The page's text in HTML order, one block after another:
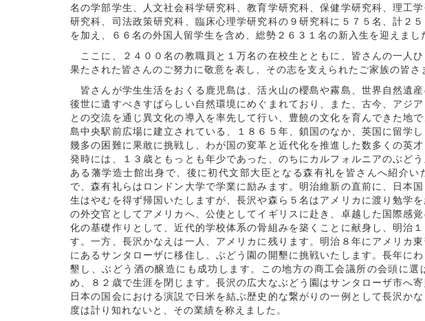
名の学部学生、人文社会科学研究科、教育学研究科、保健学研究科、理工
研究科、司法政策研究科、臨床心理学研究科の９研究科に５７５名、計２
を加え、６６名の外国人留学生を含め、総勢２６３１名の新入生を迎えまし
ここに、２４００名の教職員と１万名の在校生とともに、皆さんの一人
果たされた皆さんのご努力に敬意を表し、その志を支えられたご家族の皆さ
皆さんが学生生活をおくる鹿児島は、活火山の櫻島や霧島、世界自然遺
後世に遺すべきすばらしい自然環境にめぐまれており、また、古今、アジ
との交流を通じ異文化の導入を率先して行い、豊饒の文化を育んできた地
島中央駅前広場に建立されている、１８６５年、鎖国のなか、英国に留学
幾多の困難に果敢に挑戦し、わが国の変革と近代化を推進した数多くの英
発時には、１３歳ともっとも年少であった、のちにカルフォルニアのぶど
ある藩学造士館出身で、後に初代文部大臣となる森有礼を皆さんへ紹介
で、森有礼らはロンドン大学で学業に励みます。明治維新の直前に、日本
生はやむを得ず帰国いたしますが、長沢や森ら５名はアメリカに渡り勉学
の外交官としてアメリカへ、公使としてイギリスに赴き、卓越した国際感
化の基礎作りとして、近代的学校体系の骨組みを築くことに献身し、明治
す。一方、長沢かなえは一人、アメリカに残ります。明治８年にアメリカ
にあるサンタローザに移住し、ぶどう園の開墾に挑戦いたします。長年に
墾し、ぶどう酒の醸造にも成功します。この地方の商工会議所の会頭に
め、８２歳で生涯を閉じます。長沢の広大なぶどう園はサンタローザ市へ
日本の国会における演説で日米を結ぶ歴史的な繋がりの一例として長沢か
度は計り知れないと、その業績を称えました。